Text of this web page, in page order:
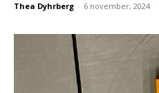
Thea Dyhrberg - 6 november, 2024